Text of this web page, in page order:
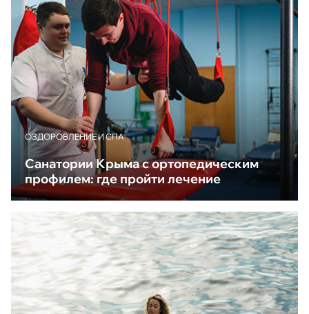
ОЗДОРОВЛЕНИЕ И СПА
Санатории Крыма с ортопедическим
профилем: где пройти лечение